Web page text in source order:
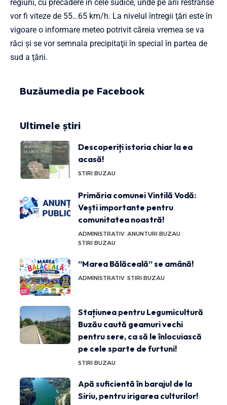
regiuni, cu precădere în cele sudice, unde pe arii restrânse
vor fi viteze de 55…65 km/h. La nivelul întregii ţări este în
vigoare o informare meteo potrivit căreia vremea se va
răci şi se vor semnala precipitaţii în special în partea de
sud a ţării.
Buzăumedia pe Facebook
Ultimele știri
Descoperiți istoria chiar la ea
acasă!
STIRI BUZAU
Primăria comunei Vintilă Vodă:
Vești importante pentru
comunitatea noastră!
ADMINISTRATIV ANUNTURI BUZAU
STIRI BUZAU
”Marea Bălăceală” se amână!
ADMINISTRATIV STIRI BUZAU
Stațiunea pentru Legumicultură
Buzău caută geamuri vechi
pentru sere, ca să le înlocuiască
pe cele sparte de furtuni!
STIRI BUZAU
Apă suficientă în barajul de la
Siriu, pentru irigarea culturilor!